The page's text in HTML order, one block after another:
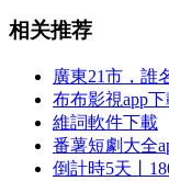
相关推荐
廣東21市，誰
布布影視app
維詞軟件下載
番薯短劇大全
倒計時5天丨